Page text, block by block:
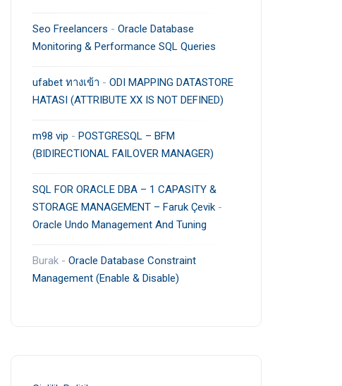
Seo Freelancers - Oracle Database
Monitoring & Performance SQL Queries
ufabet ทางเข้า - ODI MAPPING DATASTORE
HATASI (ATTRIBUTE XX IS NOT DEFINED)
m98 vip - POSTGRESQL – BFM
(BIDIRECTIONAL FAILOVER MANAGER)
SQL FOR ORACLE DBA – 1 CAPASITY &
STORAGE MANAGEMENT – Faruk Çevik -
Oracle Undo Management And Tuning
Burak - Oracle Database Constraint
Management (Enable & Disable)